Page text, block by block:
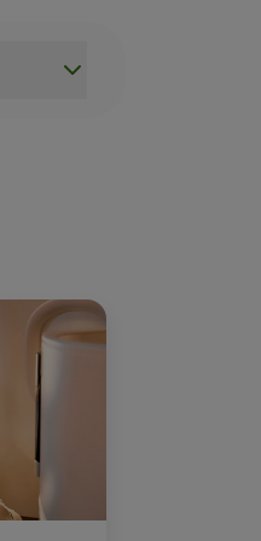
pontos UAU CAIXA.